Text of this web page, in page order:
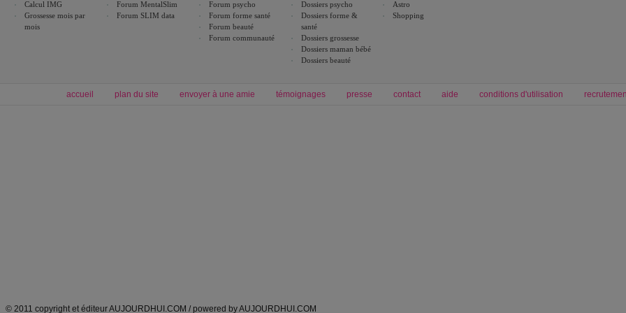
Calcul IMG
Grossesse mois par
mois
Forum MentalSlim
Forum SLIM data
Forum psycho
Forum forme santé
Forum beauté
Forum communauté
Dossiers psycho
Dossiers forme &
santé
Dossiers grossesse
Dossiers maman bébé
Dossiers beauté
Astro
Shopping
accueil plan du site envoyer à une amie témoignages presse contact aide conditions d'utilisation
© 2011 copyright et éditeur AUJOURDHUI.COM / powered by AUJOURDHUI.COM